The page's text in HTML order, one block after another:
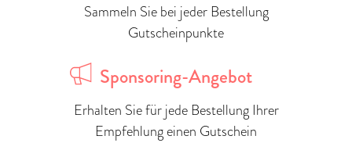
Sammeln Sie bei jeder Bestellung
Gutscheinpunkte
Sponsoring-Angebot
Erhalten Sie für jede Bestellung Ihrer
Empfehlung einen Gutschein